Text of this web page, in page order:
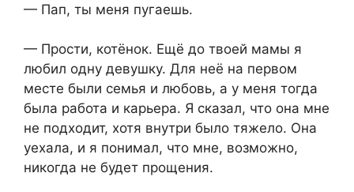
— Пап, ты меня пугаешь.
— Прости, котёнок. Ещё до твоей мамы я
любил одну девушку. Для неё на первом
месте были семья и любовь, а у меня тогда
была работа и карьера. Я сказал, что она мне
не подходит, хотя внутри было тяжело. Она
уехала, и я понимал, что мне, возможно,
никогда не будет прощения.